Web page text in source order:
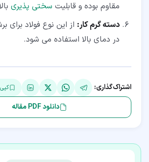
مقاوم بوده و قابلیت سختی پذیری
دسته گرم کار: از این نوع فولاد
در دمای بالا استفاده می شود.
اشتراک‌گذاری:
دانلود PDF مقاله